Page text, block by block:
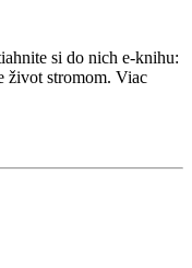
si do nich e-knihu:
život stromom. Viac